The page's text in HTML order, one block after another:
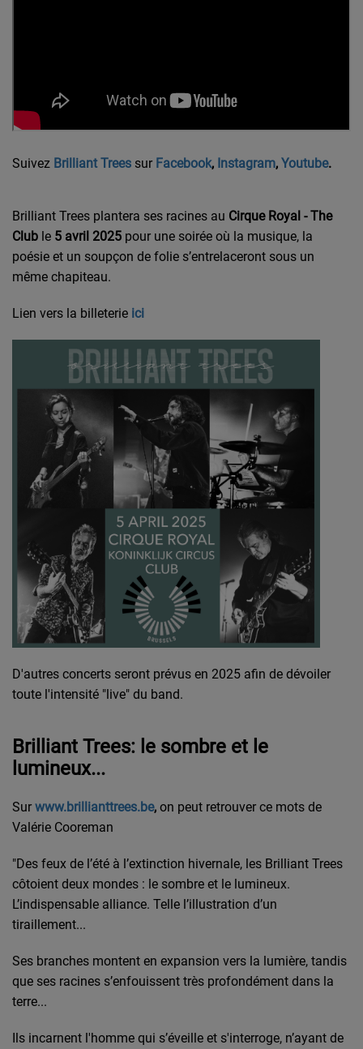
Suivez Brilliant Trees sur Facebook, Instagram, Youtube.
Brilliant Trees plantera ses racines au Cirque Royal - The
Club le 5 avril 2025 pour une soirée où la musique, la
poésie et un soupçon de folie s’entrelaceront sous un
même chapiteau.
Lien vers la billeterie ici
D'autres concerts seront prévus en 2025 afin de dévoiler
toute l'intensité "live" du band.
Brilliant Trees: le sombre et le
lumineux...
Sur www.brillianttrees.be, on peut retrouver ce mots de
Valérie Cooreman
"Des feux de l’été à l’extinction hivernale, les Brilliant Trees
côtoient deux mondes : le sombre et le lumineux.
L’indispensable alliance. Telle l’illustration d’un
tiraillement...
Ses branches montent en expansion vers la lumière, tandis
que ses racines s’enfouissent très profondément dans la
terre...
Ils incarnent l'homme qui s’éveille et s'interroge, n’ayant de